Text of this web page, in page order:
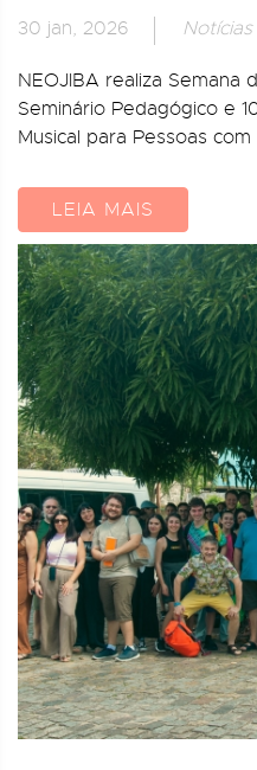
30 jan, 2026 Notícias
NEOJIBA realiza Semana
Seminário Pedagógico e
Musical para Pessoas
LEIA MAIS